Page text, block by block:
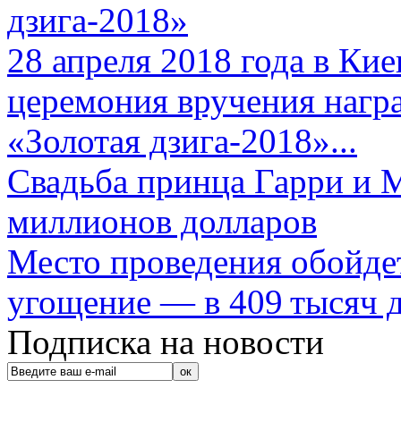
дзига-2018»
28 апреля 2018 года в
церемония вручения
«Золотая дзига-2018»...
Свадьба принца Гарри и
миллионов долларов
Место проведения
угощение — в 409 тысяч
Подписка на новости